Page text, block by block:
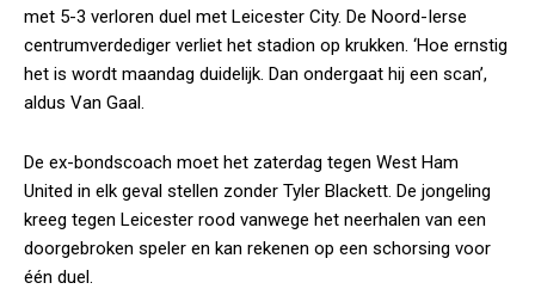
met 5-3 verloren duel met Leicester City. De Noord-Ierse
centrumverdediger verliet het stadion op krukken. ‘Hoe ernstig
het is wordt maandag duidelijk. Dan ondergaat hij een scan’,
aldus Van Gaal.
De ex-bondscoach moet het zaterdag tegen West Ham
United in elk geval stellen zonder Tyler Blackett. De jongeling
kreeg tegen Leicester rood vanwege het neerhalen van een
doorgebroken speler en kan rekenen op een schorsing voor
één duel.